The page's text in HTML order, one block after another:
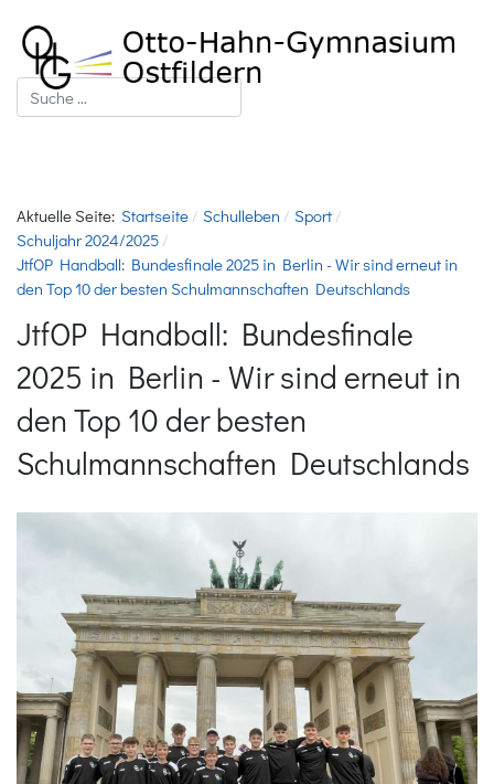
Suchen
Aktuelle Seite: Startseite Schulleben
Sport
Schuljahr 2024/2025
JtfOP Handball: Bundesfinale 2025 in Berlin - Wir sind erneut in
den Top 10 der besten Schulmannschaften Deutschlands
JtfOP Handball: Bundesfinale
2025 in Berlin - Wir sind erneut in
den Top 10 der besten
Schulmannschaften Deutschlands